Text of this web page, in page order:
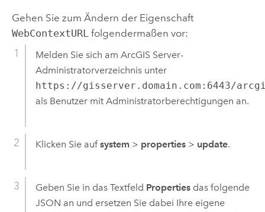
Gehen Sie zum Ändern der Eigenschaft
WebContextURL folgendermaßen vor:
Melden Sie sich am ArcGIS Server-
Administratorverzeichnis unter
https://gisserver.domain.com:6443/
als Benutzer mit Administratorberechtigungen an.
Klicken Sie auf system> properties> update.
Geben Sie in das Textfeld Propertiesdas folgende
JSON an und ersetzen Sie dabei Ihre eigene